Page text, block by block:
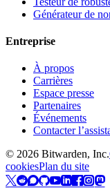
Générateur de
Entreprise
À propos
Carrières
Espace presse
Partenaires
Événements
Contacter
© 2026 Bitwarden, Inc.
cookiesPlan du site